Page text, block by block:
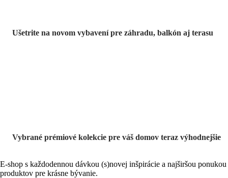
Ušetrite na novom vybavení pre záhradu, balkón aj terasu
Vybrané prémiové kolekcie pre váš domov teraz výhodnejšie
E-shop s každodennou dávkou (s)novej inšpirácie a najširšou ponukou
produktov pre krásne bývanie.